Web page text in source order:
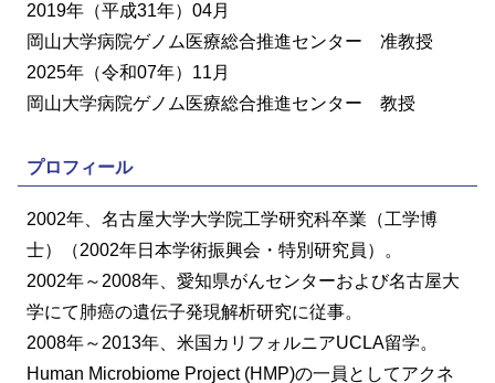
2019年（平成31年）04月
岡山大学病院ゲノム医療総合推進センター 准教授
2025年（令和07年）11月
岡山大学病院ゲノム医療総合推進センター 教授
プロフィール
2002年、名古屋大学大学院工学研究科卒業（工学博
士）（2002年日本学術振興会・特別研究員）。
2002年～2008年、愛知県がんセンターおよび名古屋大
学にて肺癌の遺伝子発現解析研究に従事。
2008年～2013年、米国カリフォルニアUCLA留学。
Human Microbiome Project (HMP)の一員としてアクネ